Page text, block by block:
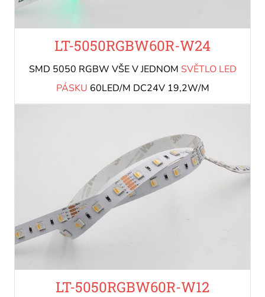
LT-5050RGBW60R-W24
SMD 5050 RGBW VŠE V JEDNOM SVĚTLO LED
PÁSKU 60LED/M DC24V 19,2W/M
LT-5050RGBW60R-W12